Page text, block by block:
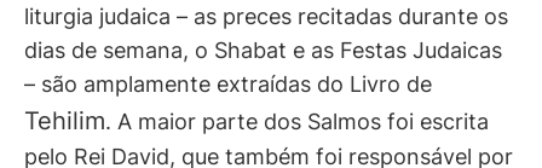
liturgia judaica – as preces recitadas durante os
dias de semana, o Shabat e as Festas Judaicas
– são amplamente extraídas do Livro de
Tehilim. A maior parte dos Salmos foi escrita
pelo Rei David, que também foi responsável por